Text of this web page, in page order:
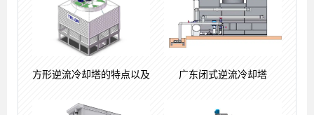
方形逆流冷却塔的特点以及 广东闭式逆流冷却塔